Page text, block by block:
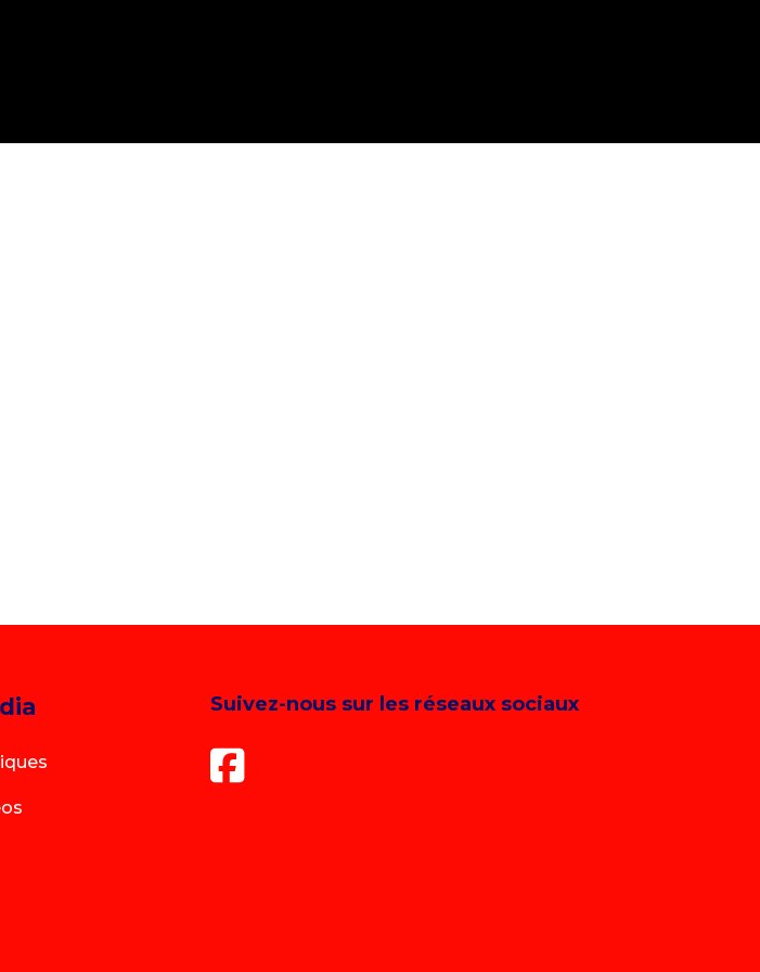
Suivez-nous sur les réseaux sociaux